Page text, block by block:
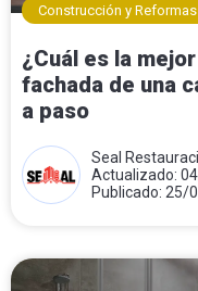
Construcción y Reformas
¿Cuál es la
fachada de una
a paso
Seal
Actualizado:
Publicado: 25/